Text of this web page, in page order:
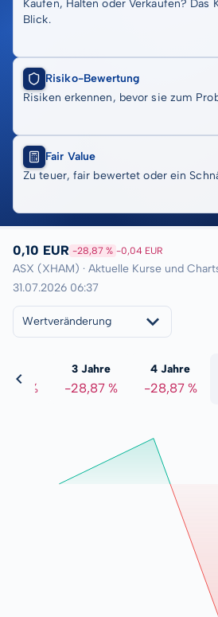
Kaufen, Halten oder Verkaufen? Das
Blick.
Risiko-Bewertung
Risiken erkennen, bevor sie zum
Fair Value
Zu teuer, fair bewertet oder ein
0,10 EUR -28,87 % -0,04 EUR
ASX (XHAM) · Aktuelle Kurse und
31.07.2026 06:37
Wertveränderung
%
3 Jahre
-28,87 %
4 Jahre
-28,87 %